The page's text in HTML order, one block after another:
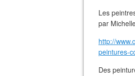
Les
par
http://
peintures-
Des